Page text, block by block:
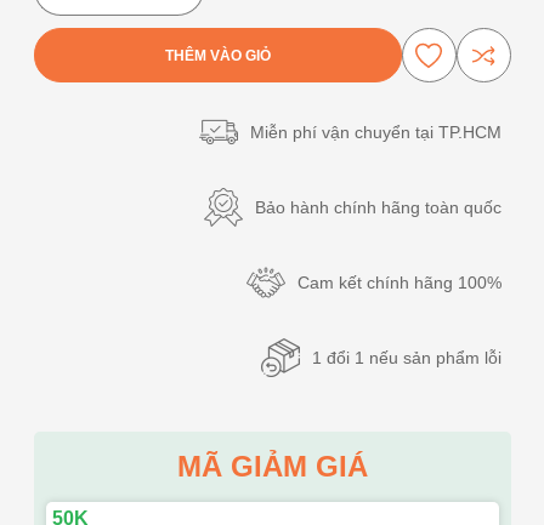
THÊM VÀO GIỎ
Miễn phí vận chuyển tại TP.HCM
Bảo hành chính hãng toàn quốc
Cam kết chính hãng 100%
1 đổi 1 nếu sản phẩm lỗi
MÃ GIẢM GIÁ
50K